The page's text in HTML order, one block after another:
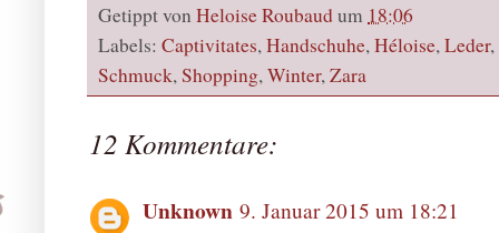
Getippt von Heloise Roubaudum 18:06
Labels: Captivitates, Handschuhe, Héloise, Leder,
Schmuck, Shopping, Winter, Zara
12 Kommentare:
Unknown 9. Januar 2015 um 18:21